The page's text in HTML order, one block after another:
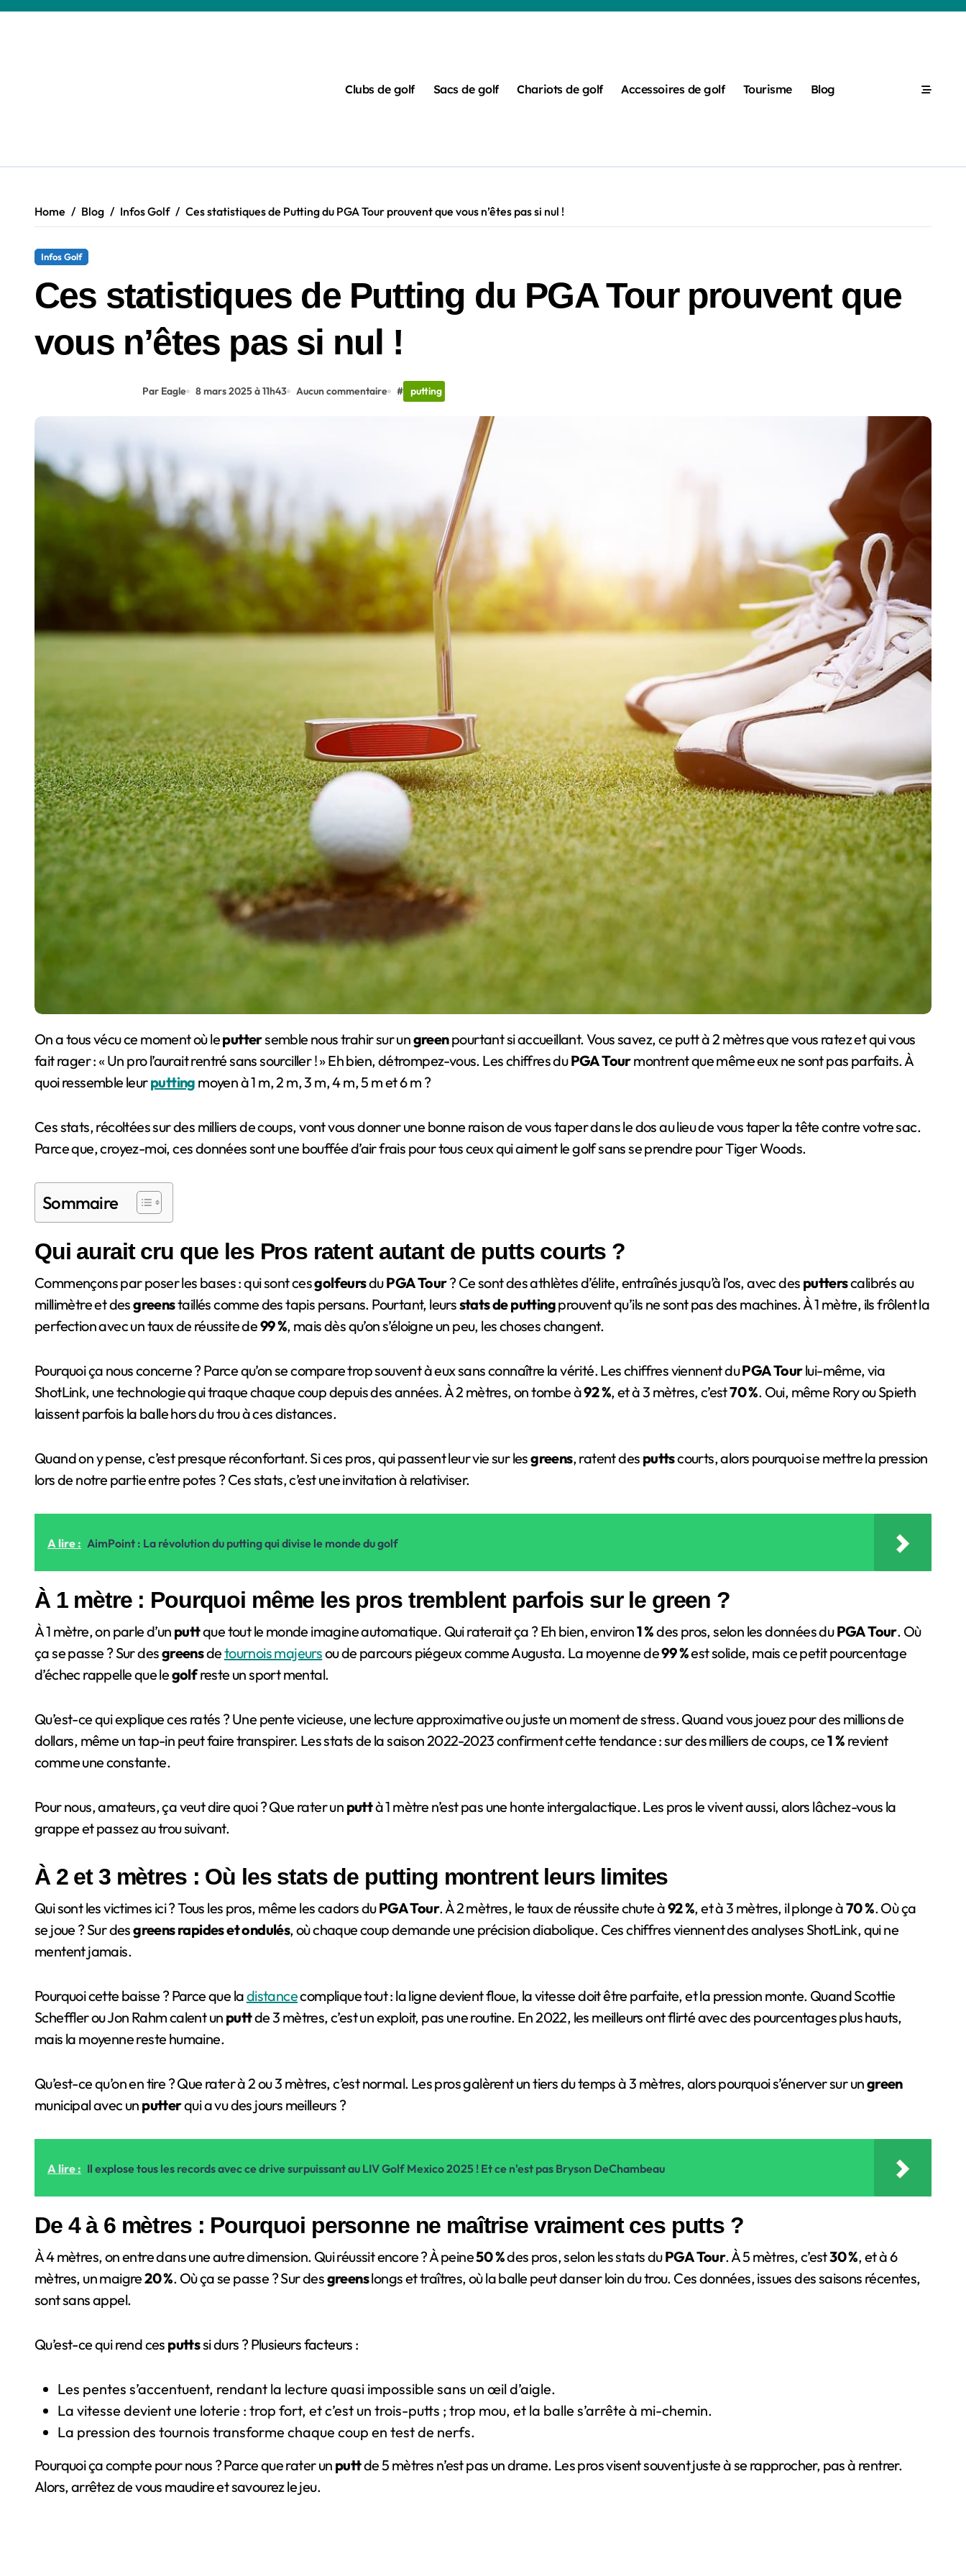
Clubs de golf Sacs de golf Chariots de golf Accessoires de golf Tourisme Blog
Home Blog Infos Golf Ces statistiques de Putting du PGA Tour prouvent que vous n’êtes pas si nul !
Infos Golf
Ces statistiques de Putting du PGA Tour prouvent que
vous n’êtes pas si nul !
Par Eagle 8 mars 2025 à 11h43 Aucun commentaire # putting
On a tous vécu ce moment où leputtersemble nous trahir sur ungreenpourtant si accueillant. Vous savez, ce putt à 2 mètres que vous ratez et qui vous
fait rager : « Un pro l’aurait rentré sans sourciller ! » Eh bien, détrompez-vous. Les chiffres duPGA Tourmontrent que même eux ne sont pas parfaits. À
quoi ressemble leurputting moyen à 1 m, 2 m, 3 m, 4 m, 5 m et 6 m ?
Ces stats, récoltées sur des milliers de coups, vont vous donner une bonne raison de vous taper dans le dos au lieu de vous taper la tête contre votre sac.
Parce que, croyez-moi, ces données sont une bouffée d’air frais pour tous ceux qui aiment le golf sans se prendre pour Tiger Woods.
Sommaire
Qui aurait cru que les Pros ratent autant de putts courts ?
Commençons par poser les bases : qui sont cesgolfeursduPGA Tour? Ce sont des athlètes d’élite, entraînés jusqu’à l’os, avec des putterscalibrés au
millimètre et desgreenstaillés comme des tapis persans. Pourtant, leursstats de puttingprouvent qu’ils ne sont pas des machines. À 1 mètre, ils frôlent la
perfection avec un taux de réussite de99 %, mais dès qu’on s’éloigne un peu, les choses changent.
Pourquoi ça nous concerne ? Parce qu’on se compare trop souvent à eux sans connaître la vérité. Les chiffres viennent duPGA Tourlui-même, via
ShotLink, une technologie qui traque chaque coup depuis des années. À 2 mètres, on tombe à92 %, et à 3 mètres, c’est70 %. Oui, même Rory ou Spieth
laissent parfois la balle hors du trou à ces distances.
Quand on y pense, c’est presque réconfortant. Si ces pros, qui passent leur vie sur lesgreens, ratent des puttscourts, alors pourquoi se mettre la pression
lors de notre partie entre potes ? Ces stats, c’est une invitation à relativiser.
A lire : AimPoint : La révolution du putting qui divise le monde du golf
À 1 mètre : Pourquoi même les pros tremblent parfois sur le green ?
À 1 mètre, on parle d’un puttque tout le monde imagine automatique. Qui raterait ça ? Eh bien, environ1 %des pros, selon les données duPGA Tour. Où
ça se passe ? Sur desgreensdetournois majeursou de parcours piégeux comme Augusta. La moyenne de99 %est solide, mais ce petit pourcentage
d’échec rappelle que legolfreste un sport mental.
Qu’est-ce qui explique ces ratés ? Une pente vicieuse, une lecture approximative ou juste un moment de stress. Quand vous jouez pour des millions de
dollars, même un tap-in peut faire transpirer. Les stats de la saison 2022-2023 confirment cette tendance : sur des milliers de coups, ce1 % revient
comme une constante.
Pour nous, amateurs, ça veut dire quoi ? Que rater un puttà 1 mètre n’est pas une honte intergalactique. Les pros le vivent aussi, alors lâchez-vous la
grappe et passez au trou suivant.
À 2 et 3 mètres : Où les stats de putting montrent leurs limites
Qui sont les victimes ici ? Tous les pros, même les cadors duPGA Tour. À 2 mètres, le taux de réussite chute à92 %, et à 3 mètres, il plonge à70 %. Où ça
se joue ? Sur desgreens rapides et ondulés, où chaque coup demande une précision diabolique. Ces chiffres viennent des analyses ShotLink, qui ne
mentent jamais.
Pourquoi cette baisse ? Parce que ladistancecomplique tout : la ligne devient floue, la vitesse doit être parfaite, et la pression monte. Quand Scottie
Scheffler ou Jon Rahm calent un puttde 3 mètres, c’est un exploit, pas une routine. En 2022, les meilleurs ont flirté avec des pourcentages plus hauts,
mais la moyenne reste humaine.
Qu’est-ce qu’on en tire ? Que rater à 2 ou 3 mètres, c’est normal. Les pros galèrent un tiers du temps à 3 mètres, alors pourquoi s’énerver sur ungreen
municipal avec un putterqui a vu des jours meilleurs ?
A lire : Il explose tous les records avec ce drive surpuissant au LIV Golf Mexico 2025 ! Et ce n'est pas Bryson DeChambeau
De 4 à 6 mètres : Pourquoi personne ne maîtrise vraiment ces putts ?
À 4 mètres, on entre dans une autre dimension. Qui réussit encore ? À peine50 %des pros, selon les stats duPGA Tour. À 5 mètres, c’est30 %, et à 6
mètres, un maigre20 %. Où ça se passe ? Sur desgreenslongs et traîtres, où la balle peut danser loin du trou. Ces données, issues des saisons récentes,
sont sans appel.
Qu’est-ce qui rend ces puttssi durs ? Plusieurs facteurs :
Les pentes s’accentuent, rendant la lecture quasi impossible sans un œil d’aigle.
La vitesse devient une loterie : trop fort, et c’est un trois-putts ; trop mou, et la balle s’arrête à mi-chemin.
La pression des tournois transforme chaque coup en test de nerfs.
Pourquoi ça compte pour nous ? Parce que rater un puttde 5 mètres n’est pas un drame. Les pros visent souvent juste à se rapprocher, pas à rentrer.
Alors, arrêtez de vous maudire et savourez le jeu.